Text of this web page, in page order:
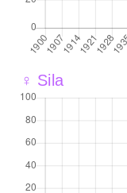
♀ Sila